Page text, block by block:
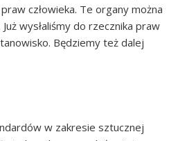
człowieka. Te organy można
wysłaliśmy do rzecznika praw
Będziemy też dalej
w zakresie sztucznej